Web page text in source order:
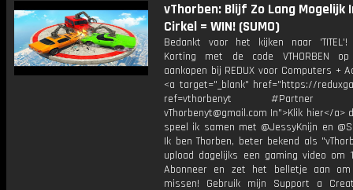
vThorben: Blijf Zo Lang Mogelijk
Cirkel = WIN! (SUMO)
Bedankt voor het kijken naar
Korting met de code VTHORBEN
aankopen bij REDUX voor Computers +
<a target="_blank" href="https://
ref=vthorbenyt #Partner
vThorbenyt@gmail.com In">Klik hier</a>
speel ik samen met @JessyKnijn en
Ik ben Thorben, beter bekend als
upload dagelijks een gaming video om
Abonneer en zet het belletje aan
missen! Gebruik mijn Support a